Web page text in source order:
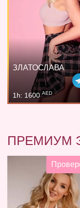
ЗЛАТОСЛАВА
1h: 1600AED
ПРЕМИУМ